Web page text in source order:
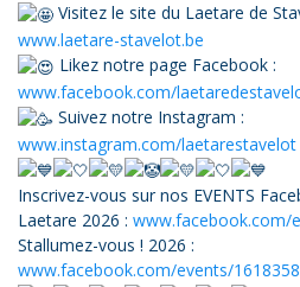
Visitez le site du Laetare de
www.laetare-stavelot.be
Likez notre page Facebook :
www.facebook.com/
Suivez notre Instagram :
www.instagram.com/laetarestavelot
Inscrivez-vous sur nos EVENTS
Laetare 2026 : www.facebook.com/
Stallumez-vous ! 2026 :
www.facebook.com/events/